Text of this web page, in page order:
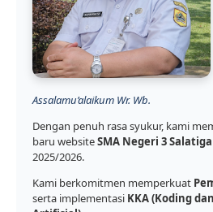
Assalamu’alaikum Wr. Wb.
Dengan penuh rasa syukur, kami
baru websiteSMA Negeri 3 Salatiga
2025/2026.
Kami berkomitmen memperkuat
serta implementasi KKA (Koding